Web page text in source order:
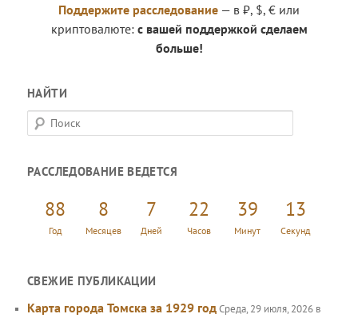
Поддержите расследование — в ₽, $, € или
криптовалюте: с вашей поддержкой сделаем
больше!
НАЙТИ
П
о
с
РАССЛЕДОВАНИЕ ВЕДЕТСЯ
88
Год
8
Месяцев
7
Дней
22
Часов
39
Минут
14
Секунд
СВЕЖИЕ ПУБЛИКАЦИИ
Карта города Томска за 1929 годСреда, 29 июля, 2026 в